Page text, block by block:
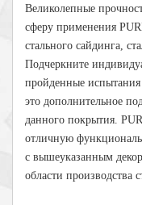
Великолепные
сферу применения
стального сайдинга,
Подчеркните
пройденные
это дополнительное
данного покрытия.
отличную
с вышеуказанным
области производства